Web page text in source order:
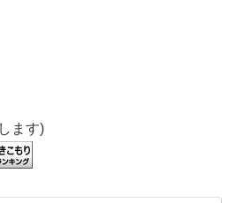
ます)